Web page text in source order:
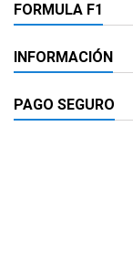
FORMULA F1
INFORMACIÓN
PAGO SEGURO